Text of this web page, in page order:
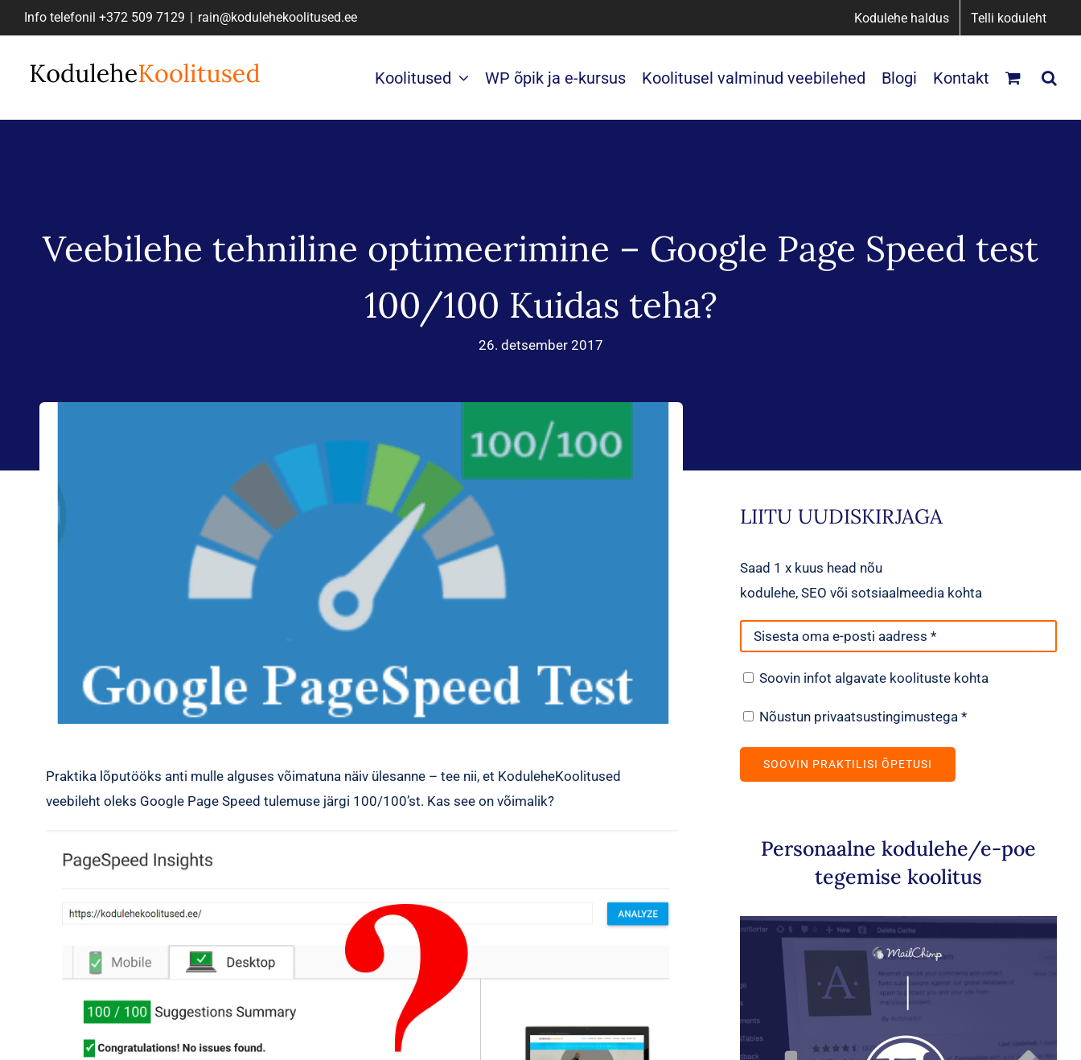
Skip
to
content
Info telefonil +372 509 7129 | rain@kodulehekoolitused.ee Kodulehe haldus Telli koduleht
Koolitused WP õpik ja e-kursus Koolitusel valminud veebilehed Blogi Kontakt
Veebilehe tehniline optimeerimine – Google Page Speed test
100/100 Kuidas teha?
26. detsember 2017
Praktika lõputööks anti mulle alguses võimatuna näiv ülesanne – tee nii, et KoduleheKoolitused
veebileht oleks Google Page Speed tulemuse järgi 100/100’st. Kas see on võimalik?
LIITU UUDISKIRJAGA
Saad 1 x kuus head nõu
kodulehe, SEO või sotsiaalmeedia kohta
posti
aadress
info
kohta
Soovin infot algavate koolituste kohta
nõustun
Nõustun privaatsustingimustega *
Personaalne kodulehe/e-poe
tegemise koolitus